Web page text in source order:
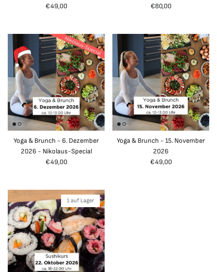
Normaler Preis
€49,00
Normaler Preis
€80,00
Yoga & Brunch - 6. Dezember
2026 - Nikolaus-Special
Normaler Preis
€49,00
Yoga & Brunch - 15. November
2026
Normaler Preis
€49,00
1 auf Lager